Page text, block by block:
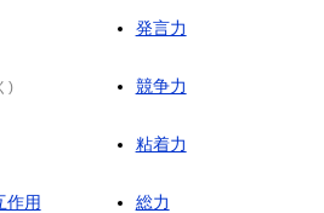
発言力
) 競争力
粘着力
作用 総力